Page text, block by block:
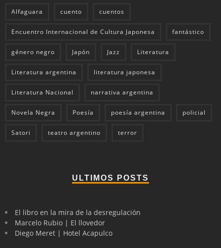
Alfaguara cuento cuentos
Encuentro Internacional de Cultura Japonesa fantástico
género negro Japón Jazz Literatura
Literatura argentina literatura japonesa
Literatura Nacional narrativa argentina
Novela Negra Poesía poesía argentina policial
Satori teatro argentino terror
ULTIMOS POSTS
El libro en la mira de la desregulación
Marcelo Rubio | El llovedor
Diego Meret | Hotel Acapulco